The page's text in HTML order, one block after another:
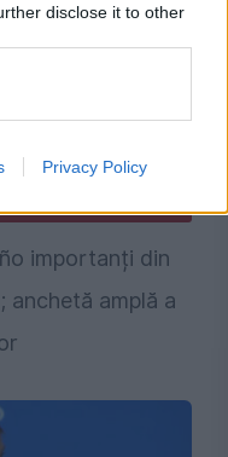
disclose it to other
Privacy Policy
importanți din
anchetă amplă a